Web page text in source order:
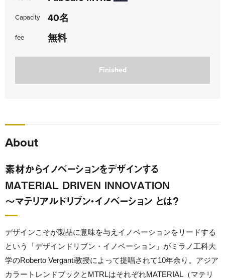
Capacity 40名
fee 無料
Finished
About
素材からイノベーションをデザインする
MATERIAL DRIVEN INNOVATION
〜マテリアルドリブン・イノベーション とは？
デザインこそが製品に意味を与えイノベーションをリードする
という「デザインドリブン・イノベーション」がミラノ工科大
学のRoberto Verganti教授によって提唱されて10年余り。アジア
カラートレンドブックとMTRLはそれぞれMATERIAL（マテリ